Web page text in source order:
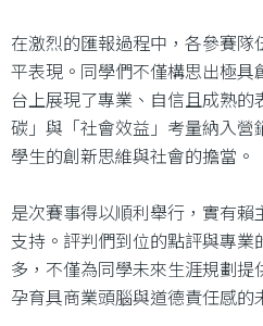
在激烈的匯報過程中，各參賽
平表現。同學們不僅構思出極
台上展現了專業、自信且成熟
碳」與「社會效益」考量納入
學生的創新思維與社會的擔當。
是次賽事得以順利舉行，實有
支持。評判們到位的點評與專
多，不僅為同學未來生涯規劃
孕育具商業頭腦與道德責任感的